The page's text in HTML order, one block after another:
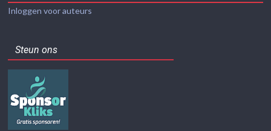
Inloggen voor auteurs
Steun ons